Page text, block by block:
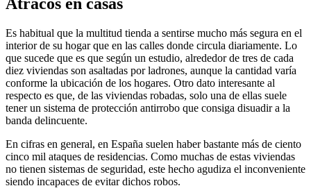
Es habitual que la multitud tienda a sentirse mucho más segura en el
interior de su hogar que en las calles donde circula diariamente. Lo
que sucede que es que según un estudio, alrededor de tres de cada
diez viviendas son asaltadas por ladrones, aunque la cantidad varía
conforme la ubicación de los hogares. Otro dato interesante al
respecto es que, de las viviendas robadas, solo una de ellas suele
tener un sistema de protección antirrobo que consiga disuadir a la
banda delincuente.
En cifras en general, en España suelen haber bastante más de ciento
cinco mil ataques de residencias. Como muchas de estas viviendas
no tienen sistemas de seguridad, este hecho agudiza el inconveniente
siendo incapaces de evitar dichos robos.